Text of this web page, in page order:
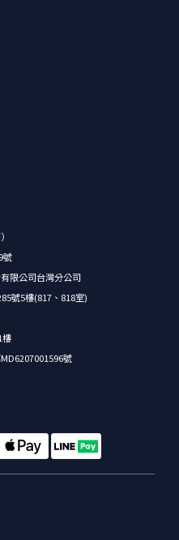
號
限公司台灣分公司
號5樓(817、818室)
樓
號